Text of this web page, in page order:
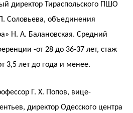
директор Тираспольского ПШО
Соловьева, объединения
Н. А. Балановская. Средний
-от 28 до 36-37 лет, стаж
3,5 лет до года и менее.
Г. X. Попов, вице-
директор Одесского центра